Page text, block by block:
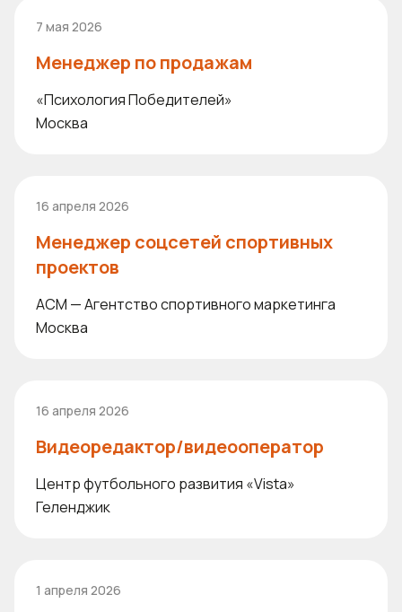
7 мая 2026
Менеджер по продажам
«Психология Победителей»
Москва
16 апреля 2026
Менеджер соцсетей спортивных
проектов
ACM — Агентство спортивного маркетинга
Москва
16 апреля 2026
Видеоредактор/видеооператор
Центр футбольного развития «Vista»
Геленджик
1 апреля 2026